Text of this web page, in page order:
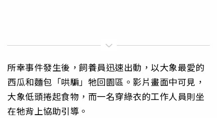
所幸事件發生後，飼養員迅速出動，以大象最愛的
西瓜和麵包「哄騙」牠回園區。影片畫面中可見，
大象低頭捲起食物，而一名穿綠衣的工作人員則坐
在牠背上協助引導。